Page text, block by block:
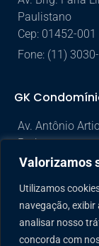
Valorizamos
Utilizamos
navegação,
analisar nosso
concorda com
Paulistano
Cep: 01452-
Fone: (11)
GK
Av. Antônio
Park
CEP: 13049-
Fone: (19)